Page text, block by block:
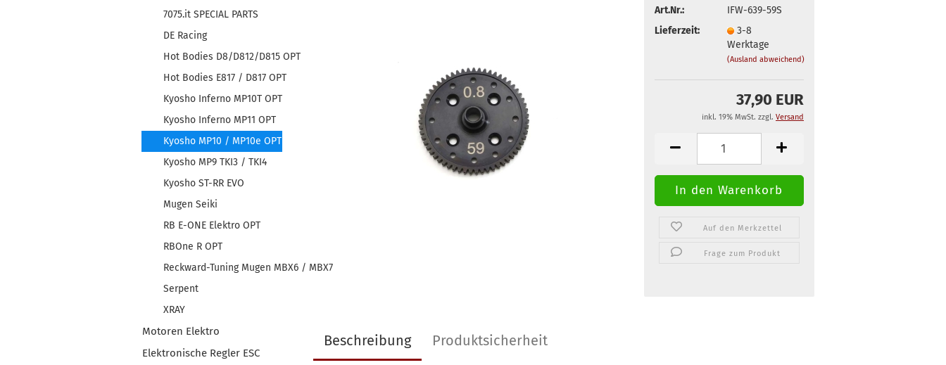
Art.Nr.:
IFW-639-59S
Lieferzeit:
3-8
Werktage
(Ausland abweichend)
37,90 EUR
inkl. 19% MwSt. zzgl. Versand
Auf den Merkzettel
Frage zum Produkt
Beschreibung Produktsicherheit
7075.it SPECIAL PARTS
DE Racing
Hot Bodies D8/D812/D815 OPT
Hot Bodies E817 / D817 OPT
Kyosho Inferno MP10T OPT
Kyosho Inferno MP11 OPT
Kyosho MP10 / MP10e OPT
Kyosho MP9 TKI3 / TKI4
Kyosho ST-RR EVO
Mugen Seiki
RB E-ONE Elektro OPT
RBOne R OPT
Reckward-Tuning Mugen MBX6 / MBX7
Serpent
XRAY
Motoren Elektro
Elektronische Regler ESC